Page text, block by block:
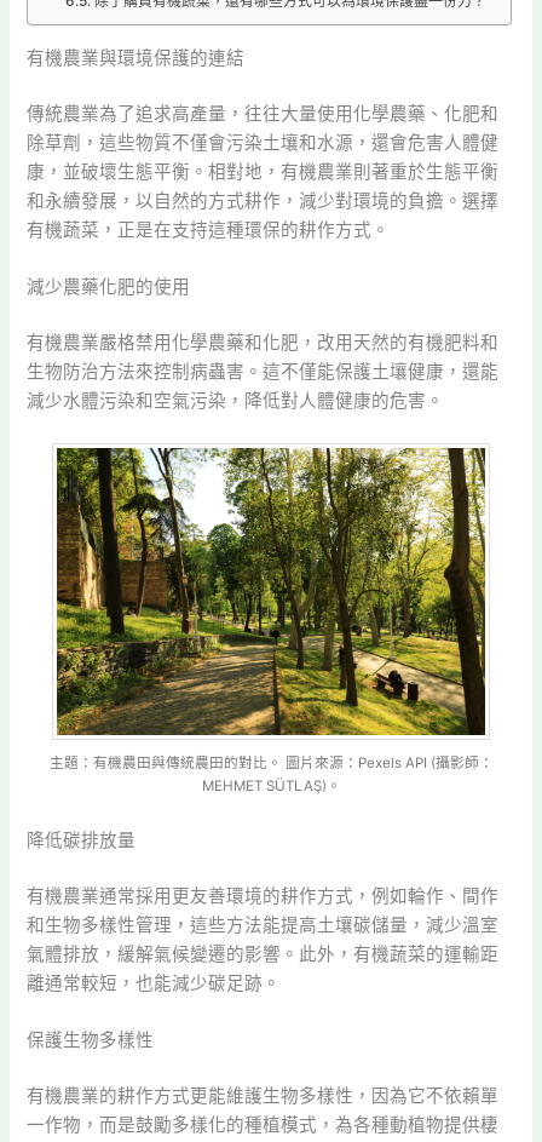
有機農業與環境保護的連結
傳統農業為了追求高產量，往往大量使用化學農藥、化肥和
除草劑，這些物質不僅會污染土壤和水源，還會危害人體健
康，並破壞生態平衡。相對地，有機農業則著重於生態平衡
和永續發展，以自然的方式耕作，減少對環境的負擔。選擇
有機蔬菜，正是在支持這種環保的耕作方式。
減少農藥化肥的使用
有機農業嚴格禁用化學農藥和化肥，改用天然的有機肥料和
生物防治方法來控制病蟲害。這不僅能保護土壤健康，還能
減少水體污染和空氣污染，降低對人體健康的危害。
主題：有機農田與傳統農田的對比。 圖片來源：Pexels API (攝影師：
MEHMET SÜTLAŞ)。
降低碳排放量
有機農業通常採用更友善環境的耕作方式，例如輪作、間作
和生物多樣性管理，這些方法能提高土壤碳儲量，減少溫室
氣體排放，緩解氣候變遷的影響。此外，有機蔬菜的運輸距
離通常較短，也能減少碳足跡。
保護生物多樣性
有機農業的耕作方式更能維護生物多樣性，因為它不依賴單
一作物，而是鼓勵多樣化的種植模式，為各種動植物提供棲